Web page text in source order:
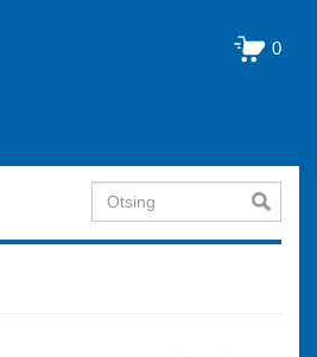
0
Otsing